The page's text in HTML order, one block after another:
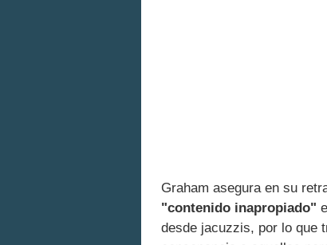
Graham asegura en su
"contenido inapropiado"
desde jacuzzis, por lo que